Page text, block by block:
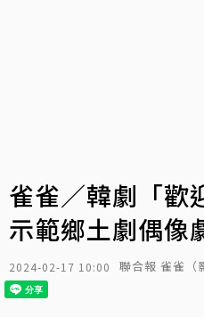
雀雀／韓劇「歡
示範鄉土劇偶像
2024-02-17 10:00 聯合報 雀雀（